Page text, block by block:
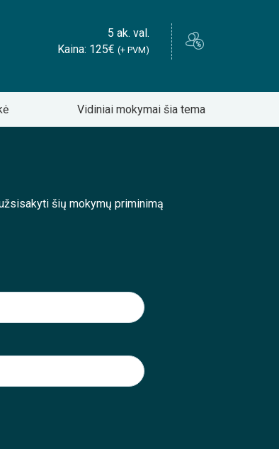
5 ak. val.
Kaina: 125€ (+ PVM)
Vidiniai mokymai šia tema
šių mokymų priminimą